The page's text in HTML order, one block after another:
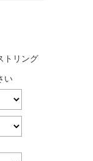
トリング
い